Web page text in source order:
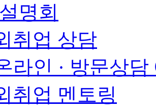
명회
취업 상담
라인 · 방문상담
취업 멘토링